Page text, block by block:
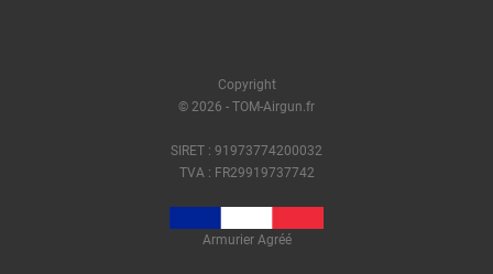
Copyright
© 2026 - TOM-Airgun.fr
SIRET : 91973774200032
TVA : FR29919737742
Armurier Agréé